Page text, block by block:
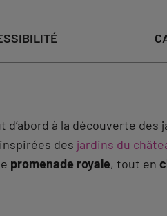
d’abord à la découverte des
des jardins du
promenade royale, tout en